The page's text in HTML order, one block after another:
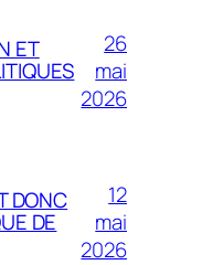
ET
26
mai
2026
DONC
DE
12
mai
2026